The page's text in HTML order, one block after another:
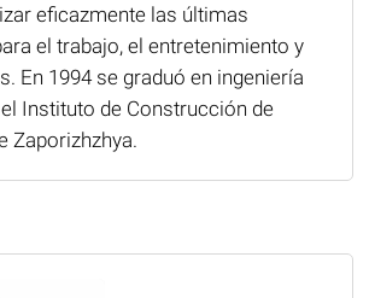
eficazmente las últimas
el trabajo, el entretenimiento y
En 1994 se graduó en ingeniería
Instituto de Construcción de
Zaporizhzhya.